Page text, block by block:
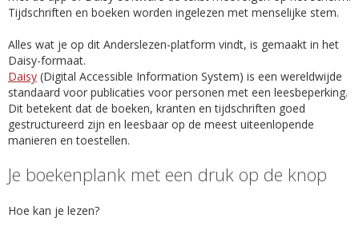
Tijdschriften en boeken worden ingelezen met menselijke stem.
Alles wat je op dit Anderslezen-platform vindt, is gemaakt in het
Daisy-formaat.
Daisy (Digital Accessible Information System) is een wereldwijde
standaard voor publicaties voor personen met een leesbeperking.
Dit betekent dat de boeken, kranten en tijdschriften goed
gestructureerd zijn en leesbaar op de meest uiteenlopende
manieren en toestellen.
Je boekenplank met een druk op de knop
Hoe kan je lezen?